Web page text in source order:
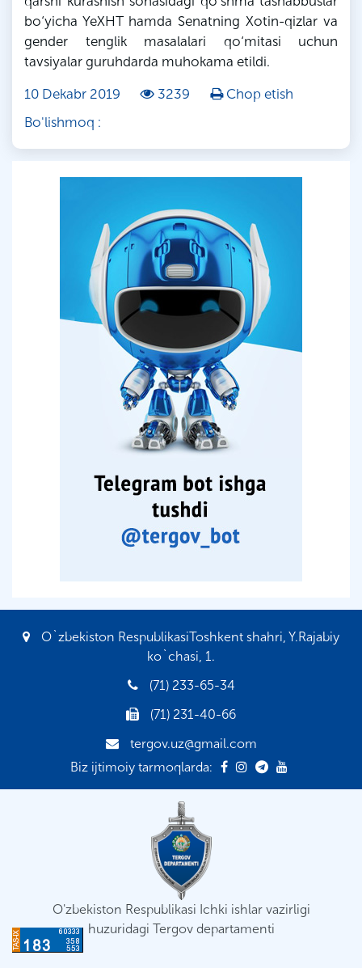
bo‘yicha YeXHT hamda Senatning Xotin-qizlar va
gender tenglik masalalari qo‘mitasi uchun
tavsiyalar guruhdarda muhokama etildi.
10 Dekabr 2019
3239
Chop etish
Bo'lishmoq :
O`zbekiston RespublikasiToshkent shahri, Y.Rajabiy
ko`chasi, 1.
(71) 233-65-34
(71) 231-40-66
tergov.uz@gmail.com
Biz ijtimoiy tarmoqlarda:
O'zbekiston Respublikasi Ichki ishlar vazirligi
huzuridagi Tergov departamenti